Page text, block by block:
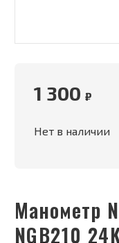
Манометр Navien Saturn Combi,
NGB210
1 300 ₽
Нет в наличии